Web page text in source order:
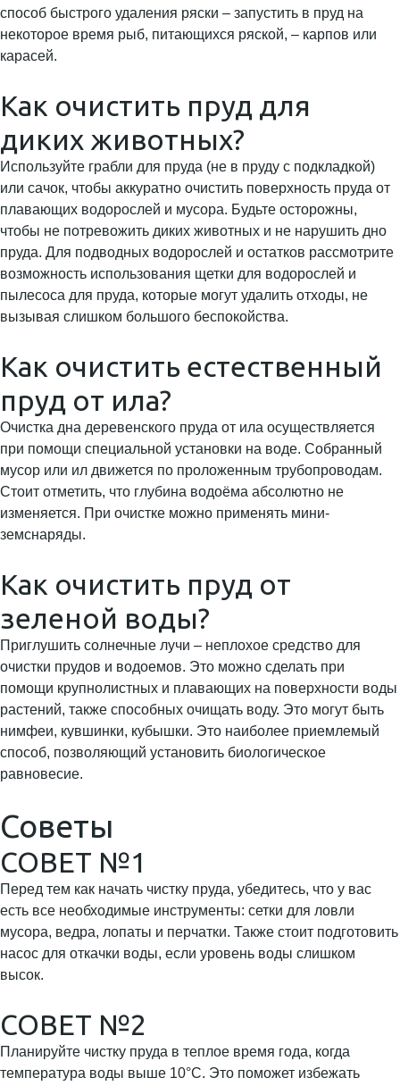
способ быстрого удаления ряски – запустить в пруд на
некоторое время рыб, питающихся ряской, – карпов или
карасей.
Как очистить пруд для
диких животных?
Используйте грабли для пруда (не в пруду с подкладкой)
или сачок, чтобы аккуратно очистить поверхность пруда от
плавающих водорослей и мусора. Будьте осторожны,
чтобы не потревожить диких животных и не нарушить дно
пруда. Для подводных водорослей и остатков рассмотрите
возможность использования щетки для водорослей и
пылесоса для пруда, которые могут удалить отходы, не
вызывая слишком большого беспокойства.
Как очистить естественный
пруд от ила?
Очистка дна деревенского пруда от ила осуществляется
при помощи специальной установки на воде. Собранный
мусор или ил движется по проложенным трубопроводам.
Стоит отметить, что глубина водоёма абсолютно не
изменяется. При очистке можно применять мини-
земснаряды.
Как очистить пруд от
зеленой воды?
Приглушить солнечные лучи – неплохое средство для
очистки прудов и водоемов. Это можно сделать при
помощи крупнолистных и плавающих на поверхности воды
растений, также способных очищать воду. Это могут быть
нимфеи, кувшинки, кубышки. Это наиболее приемлемый
способ, позволяющий установить биологическое
равновесие.
Советы
СОВЕТ №1
Перед тем как начать чистку пруда, убедитесь, что у вас
есть все необходимые инструменты: сетки для ловли
мусора, ведра, лопаты и перчатки. Также стоит подготовить
насос для откачки воды, если уровень воды слишком
высок.
СОВЕТ №2
Планируйте чистку пруда в теплое время года, когда
температура воды выше 10°C. Это поможет избежать